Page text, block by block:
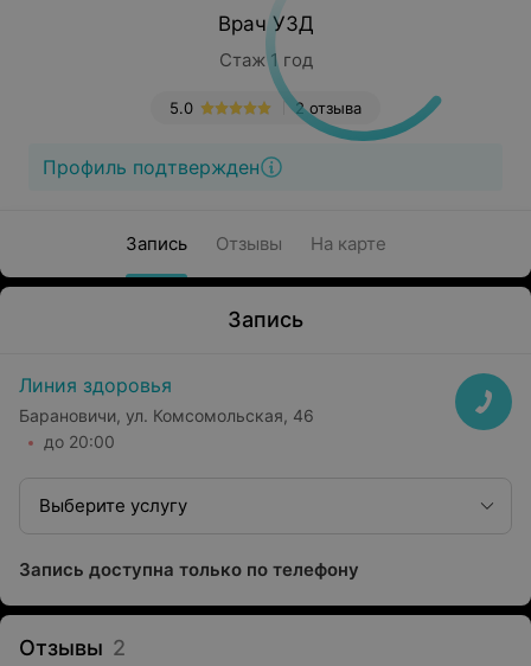
Врач УЗД
Стаж 1 год
2 отзыва
5.0
Профиль подтвержден
Запись Отзывы На карте
Запись
Линия здоровья
Барановичи, ул. Комсомольская, 46
до 20:00
Выберите услугу
Запись доступна только по телефону
Отзывы 2